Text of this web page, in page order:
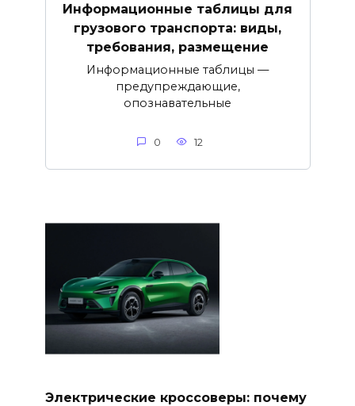
Информационные таблицы для
грузового транспорта: виды,
требования, размещение
Информационные таблицы —
предупреждающие,
опознавательные
0 12
Электрические кроссоверы: почему